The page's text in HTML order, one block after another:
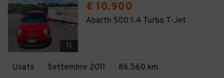
11
€ 10.900
Abarth 500 1.4 Turbo T-Jet
Usato Settembre 2011 86.560 km